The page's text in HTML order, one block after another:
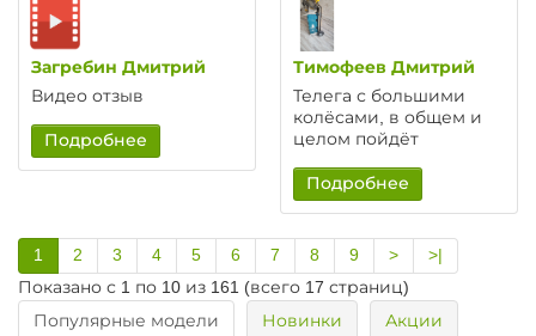
Загребин Дмитрий
Видео отзыв
Подробнее
Тимофеев Дмитрий
Телега с большими
колёсами, в общем и
целом пойдёт
Подробнее
1 2 3 4 5 6 7 8 9 >
>|
Показано с 1 по 10 из 161 (всего 17 страниц)
Популярные модели
Новинки Акции